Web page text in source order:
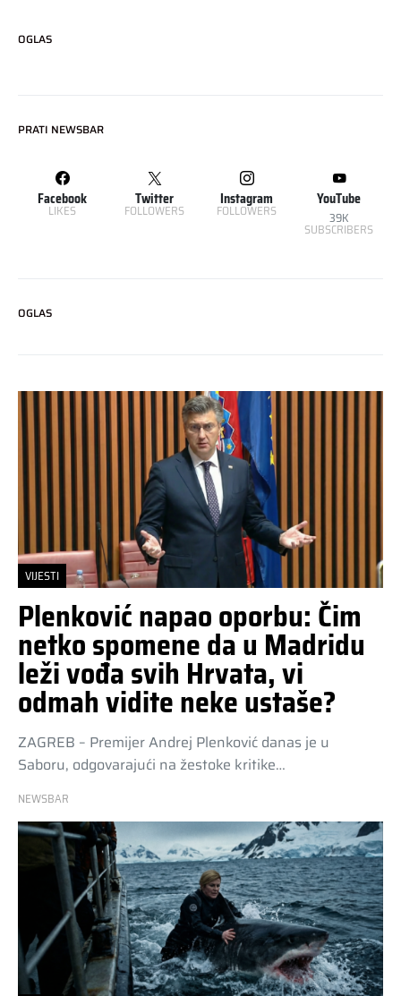
OGLAS
PRATI NEWSBAR
Facebook
LIKES
Twitter
FOLLOWERS
Instagram
FOLLOWERS
YouTube
39K
SUBSCRIBERS
OGLAS
VIJESTI
Plenković napao oporbu: Čim
netko spomene da u Madridu
leži vođa svih Hrvata, vi
odmah vidite neke ustaše?
ZAGREB – Premijer Andrej Plenković danas je u
Saboru, odgovarajući na žestoke kritike…
NEWSBAR